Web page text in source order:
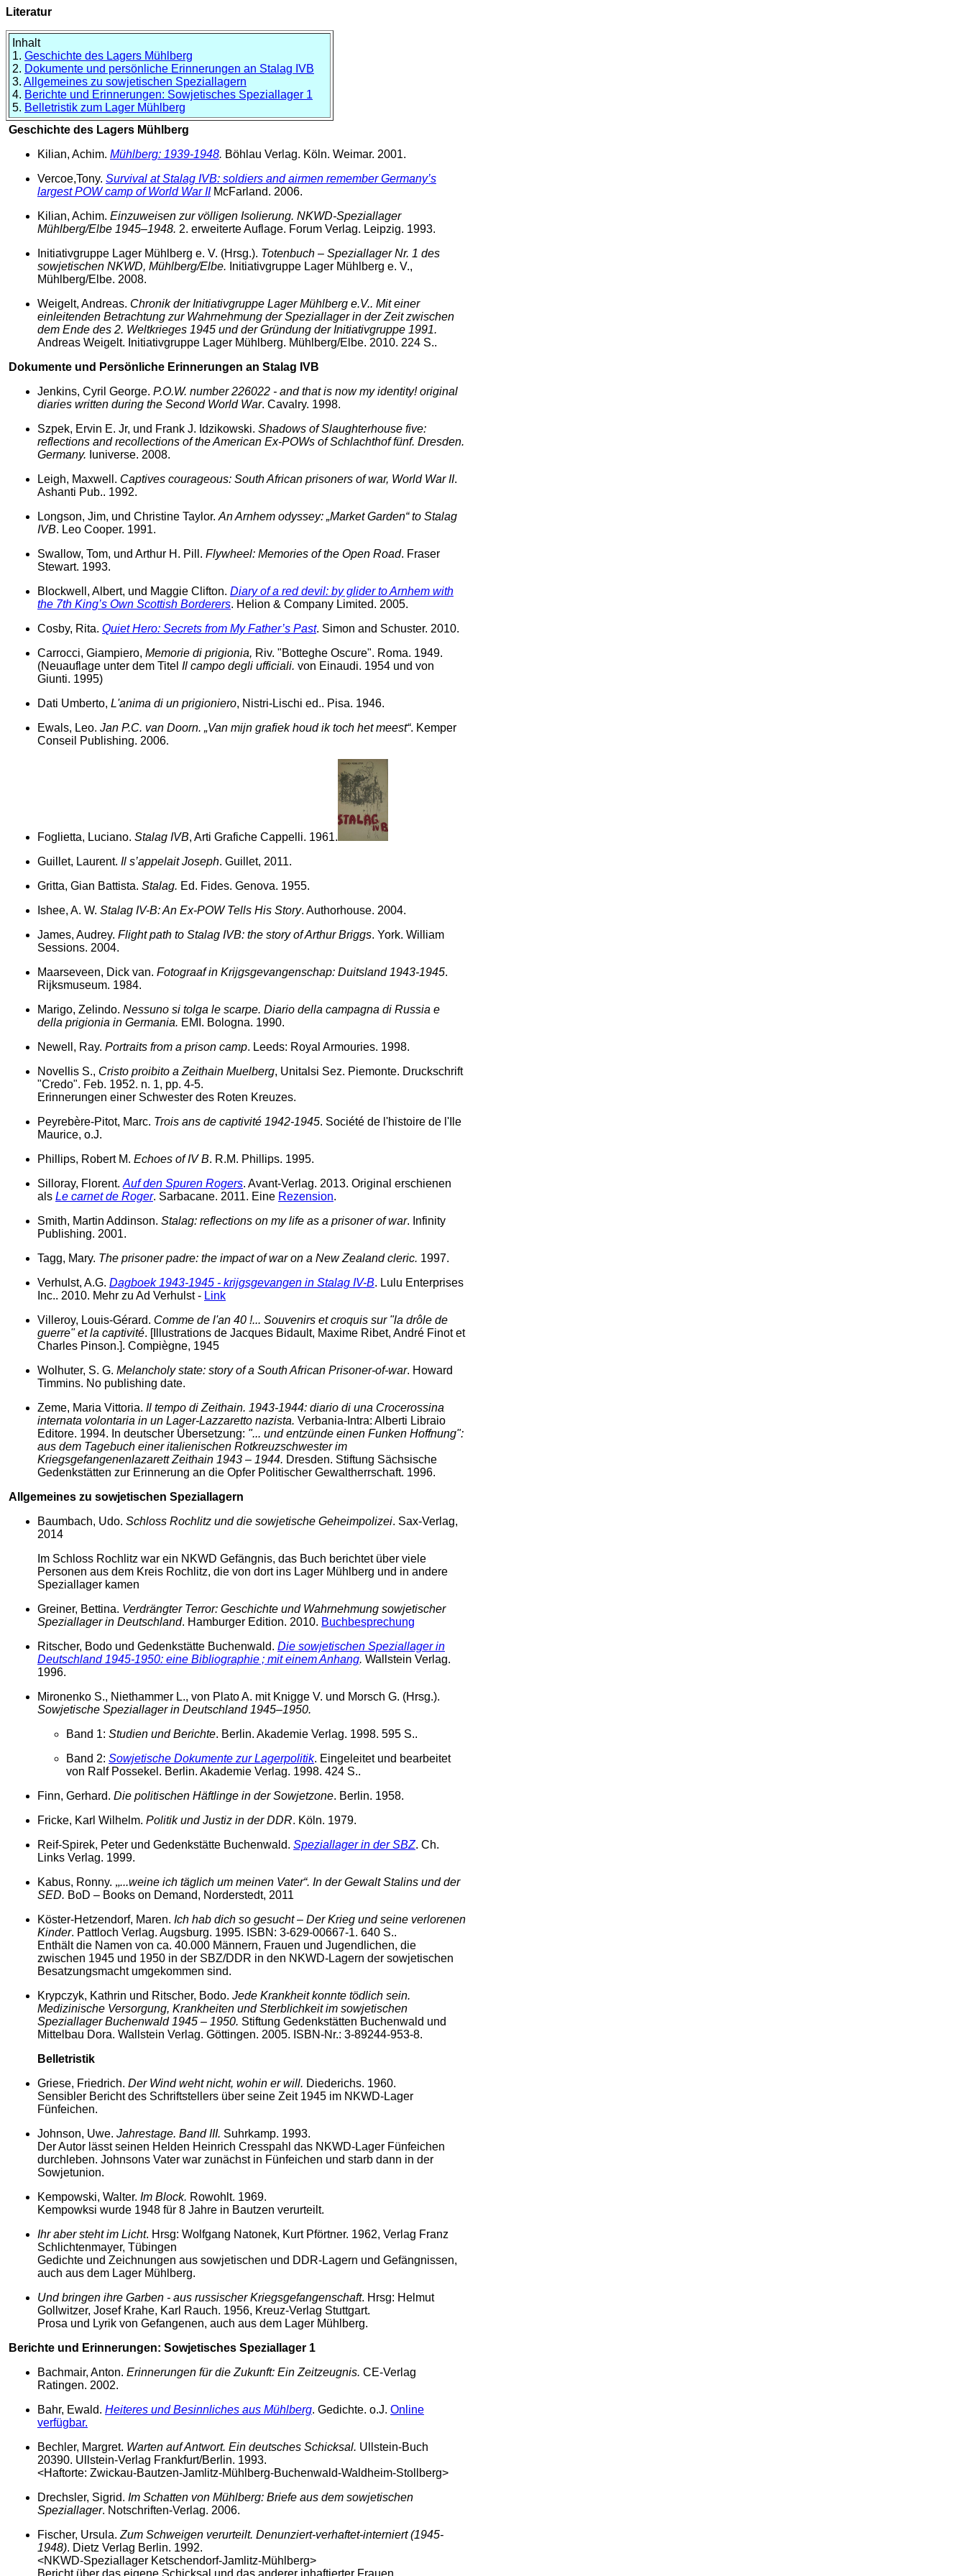
Literatur
Inhalt
1. Geschichte des Lagers Mühlberg
2. Dokumente und persönliche Erinnerungen an Stalag IVB
3. Allgemeines zu sowjetischen Speziallagern
4. Berichte und Erinnerungen: Sowjetisches Speziallager 1
5. Belletristik zum Lager Mühlberg
Geschichte des Lagers Mühlberg
Kilian, Achim. Mühlberg: 1939-1948. Böhlau Verlag. Köln. Weimar. 2001.
Vercoe,Tony. Survival at Stalag IVB: soldiers and airmen remember Germany’s
largest POW camp of World War II McFarland. 2006.
Kilian, Achim. Einzuweisen zur völligen Isolierung. NKWD-Speziallager
Mühlberg/Elbe 1945–1948. 2. erweiterte Auflage. Forum Verlag. Leipzig. 1993.
Initiativgruppe Lager Mühlberg e. V. (Hrsg.). Totenbuch – Speziallager Nr. 1 des
sowjetischen NKWD, Mühlberg/Elbe. Initiativgruppe Lager Mühlberg e. V.,
Mühlberg/Elbe. 2008.
Weigelt, Andreas. Chronik der Initiativgruppe Lager Mühlberg e.V.. Mit einer
einleitenden Betrachtung zur Wahrnehmung der Speziallager in der Zeit zwischen
dem Ende des 2. Weltkrieges 1945 und der Gründung der Initiativgruppe 1991.
Andreas Weigelt. Initiativgruppe Lager Mühlberg. Mühlberg/Elbe. 2010. 224 S..
Dokumente und Persönliche Erinnerungen an Stalag IVB
Jenkins, Cyril George. P.O.W. number 226022 - and that is now my identity! original
diaries written during the Second World War. Cavalry. 1998.
Szpek, Ervin E. Jr, und Frank J. Idzikowski. Shadows of Slaughterhouse five:
reflections and recollections of the American Ex-POWs of Schlachthof fünf. Dresden.
Germany. Iuniverse. 2008.
Leigh, Maxwell. Captives courageous: South African prisoners of war, World War II.
Ashanti Pub.. 1992.
Longson, Jim, und Christine Taylor. An Arnhem odyssey: „Market Garden“ to Stalag
IVB. Leo Cooper. 1991.
Swallow, Tom, und Arthur H. Pill. Flywheel: Memories of the Open Road. Fraser
Stewart. 1993.
Blockwell, Albert, und Maggie Clifton. Diary of a red devil: by glider to Arnhem with
the 7th King’s Own Scottish Borderers. Helion & Company Limited. 2005.
Cosby, Rita. Quiet Hero: Secrets from My Father’s Past. Simon and Schuster. 2010.
Carrocci, Giampiero, Memorie di prigionia, Riv. "Botteghe Oscure". Roma. 1949.
(Neuauflage unter dem Titel Il campo degli ufficiali. von Einaudi. 1954 und von
Giunti. 1995)
Dati Umberto, L'anima di un prigioniero, Nistri-Lischi ed.. Pisa. 1946.
Ewals, Leo. Jan P.C. van Doorn. „Van mijn grafiek houd ik toch het meest“. Kemper
Conseil Publishing. 2006.
Foglietta, Luciano. Stalag IVB, Arti Grafiche Cappelli. 1961.
Guillet, Laurent. Il s’appelait Joseph. Guillet, 2011.
Gritta, Gian Battista. Stalag. Ed. Fides. Genova. 1955.
Ishee, A. W. Stalag IV-B: An Ex-POW Tells His Story. Authorhouse. 2004.
James, Audrey. Flight path to Stalag IVB: the story of Arthur Briggs. York. William
Sessions. 2004.
Maarseveen, Dick van. Fotograaf in Krijgsgevangenschap: Duitsland 1943-1945.
Rijksmuseum. 1984.
Marigo, Zelindo. Nessuno si tolga le scarpe. Diario della campagna di Russia e
della prigionia in Germania. EMI. Bologna. 1990.
Newell, Ray. Portraits from a prison camp. Leeds: Royal Armouries. 1998.
Novellis S., Cristo proibito a Zeithain Muelberg, Unitalsi Sez. Piemonte. Druckschrift
"Credo". Feb. 1952. n. 1, pp. 4-5.
Erinnerungen einer Schwester des Roten Kreuzes.
Peyrebère-Pitot, Marc. Trois ans de captivité 1942-1945. Société de l'histoire de l'Ile
Maurice, o.J.
Phillips, Robert M. Echoes of IV B. R.M. Phillips. 1995.
Silloray, Florent. Auf den Spuren Rogers. Avant-Verlag. 2013. Original erschienen
als Le carnet de Roger. Sarbacane. 2011. Eine Rezension.
Smith, Martin Addinson. Stalag: reflections on my life as a prisoner of war. Infinity
Publishing. 2001.
Tagg, Mary. The prisoner padre: the impact of war on a New Zealand cleric. 1997.
Verhulst, A.G. Dagboek 1943-1945 - krijgsgevangen in Stalag IV-B. Lulu Enterprises
Inc.. 2010. Mehr zu Ad Verhulst - Link
Villeroy, Louis-Gérard. Comme de l'an 40 !... Souvenirs et croquis sur "la drôle de
guerre" et la captivité. [Illustrations de Jacques Bidault, Maxime Ribet, André Finot et
Charles Pinson.]. Compiègne, 1945
Wolhuter, S. G. Melancholy state: story of a South African Prisoner-of-war. Howard
Timmins. No publishing date.
Zeme, Maria Vittoria. Il tempo di Zeithain. 1943-1944: diario di una Crocerossina
internata volontaria in un Lager-Lazzaretto nazista. Verbania-Intra: Alberti Libraio
Editore. 1994. In deutscher Übersetzung: "... und entzünde einen Funken Hoffnung":
aus dem Tagebuch einer italienischen Rotkreuzschwester im
Kriegsgefangenenlazarett Zeithain 1943 – 1944. Dresden. Stiftung Sächsische
Gedenkstätten zur Erinnerung an die Opfer Politischer Gewaltherrschaft. 1996.
Allgemeines zu sowjetischen Speziallagern
Baumbach, Udo. Schloss Rochlitz und die sowjetische Geheimpolizei. Sax-Verlag,
2014
Im Schloss Rochlitz war ein NKWD Gefängnis, das Buch berichtet über viele
Personen aus dem Kreis Rochlitz, die von dort ins Lager Mühlberg und in andere
Speziallager kamen
Greiner, Bettina. Verdrängter Terror: Geschichte und Wahrnehmung sowjetischer
Speziallager in Deutschland. Hamburger Edition. 2010. Buchbesprechung
Ritscher, Bodo und Gedenkstätte Buchenwald. Die sowjetischen Speziallager in
Deutschland 1945-1950: eine Bibliographie ; mit einem Anhang. Wallstein Verlag.
1996.
Mironenko S., Niethammer L., von Plato A. mit Knigge V. und Morsch G. (Hrsg.).
Sowjetische Speziallager in Deutschland 1945–1950.
Band 1: Studien und Berichte. Berlin. Akademie Verlag. 1998. 595 S..
Band 2: Sowjetische Dokumente zur Lagerpolitik. Eingeleitet und bearbeitet
von Ralf Possekel. Berlin. Akademie Verlag. 1998. 424 S..
Finn, Gerhard. Die politischen Häftlinge in der Sowjetzone. Berlin. 1958.
Fricke, Karl Wilhelm. Politik und Justiz in der DDR. Köln. 1979.
Reif-Spirek, Peter und Gedenkstätte Buchenwald. Speziallager in der SBZ. Ch.
Links Verlag. 1999.
Kabus, Ronny. „...weine ich täglich um meinen Vater“. In der Gewalt Stalins und der
SED. BoD – Books on Demand, Norderstedt, 2011
Köster-Hetzendorf, Maren. Ich hab dich so gesucht – Der Krieg und seine verlorenen
Kinder. Pattloch Verlag. Augsburg. 1995. ISBN: 3-629-00667-1. 640 S..
Enthält die Namen von ca. 40.000 Männern, Frauen und Jugendlichen, die
zwischen 1945 und 1950 in der SBZ/DDR in den NKWD-Lagern der sowjetischen
Besatzungsmacht umgekommen sind.
Krypczyk, Kathrin und Ritscher, Bodo. Jede Krankheit konnte tödlich sein.
Medizinische Versorgung, Krankheiten und Sterblichkeit im sowjetischen
Speziallager Buchenwald 1945 – 1950. Stiftung Gedenkstätten Buchenwald und
Mittelbau Dora. Wallstein Verlag. Göttingen. 2005. ISBN-Nr.: 3-89244-953-8.
Belletristik
Griese, Friedrich. Der Wind weht nicht, wohin er will. Diederichs. 1960.
Sensibler Bericht des Schriftstellers über seine Zeit 1945 im NKWD-Lager
Fünfeichen.
Johnson, Uwe. Jahrestage. Band III. Suhrkamp. 1993.
Der Autor lässt seinen Helden Heinrich Cresspahl das NKWD-Lager Fünfeichen
durchleben. Johnsons Vater war zunächst in Fünfeichen und starb dann in der
Sowjetunion.
Kempowski, Walter. Im Block. Rowohlt. 1969.
Kempowksi wurde 1948 für 8 Jahre in Bautzen verurteilt.
Ihr aber steht im Licht. Hrsg: Wolfgang Natonek, Kurt Pförtner. 1962, Verlag Franz
Schlichtenmayer, Tübingen
Gedichte und Zeichnungen aus sowjetischen und DDR-Lagern und Gefängnissen,
auch aus dem Lager Mühlberg.
Und bringen ihre Garben - aus russischer Kriegsgefangenschaft. Hrsg: Helmut
Gollwitzer, Josef Krahe, Karl Rauch. 1956, Kreuz-Verlag Stuttgart.
Prosa und Lyrik von Gefangenen, auch aus dem Lager Mühlberg.
Berichte und Erinnerungen: Sowjetisches Speziallager 1
Bachmair, Anton. Erinnerungen für die Zukunft: Ein Zeitzeugnis. CE-Verlag
Ratingen. 2002.
Bahr, Ewald. Heiteres und Besinnliches aus Mühlberg. Gedichte. o.J. Online
verfügbar.
Bechler, Margret. Warten auf Antwort. Ein deutsches Schicksal. Ullstein-Buch
20390. Ullstein-Verlag Frankfurt/Berlin. 1993.
<Haftorte: Zwickau-Bautzen-Jamlitz-Mühlberg-Buchenwald-Waldheim-Stollberg>
Drechsler, Sigrid. Im Schatten von Mühlberg: Briefe aus dem sowjetischen
Speziallager. Notschriften-Verlag. 2006.
Fischer, Ursula. Zum Schweigen verurteilt. Denunziert-verhaftet-interniert (1945-
1948). Dietz Verlag Berlin. 1992.
<NKWD-Speziallager Ketschendorf-Jamlitz-Mühlberg>
Bericht über das eigene Schicksal und das anderer inhaftierter Frauen.